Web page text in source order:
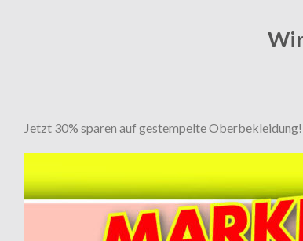
Jetzt 30% sparen auf gestempelte